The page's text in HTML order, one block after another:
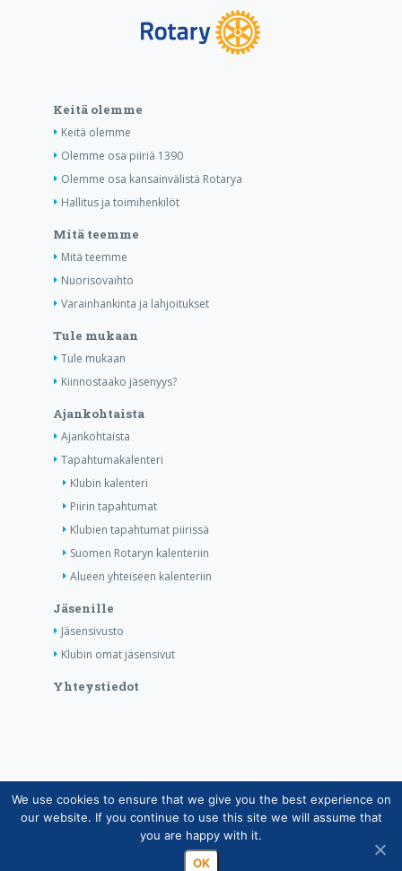
Keitä olemme
Keitä olemme
Olemme osa piiriä 1390
Olemme osa kansainvälistä Rotarya
Hallitus ja toimihenkilöt
Mitä teemme
Mitä teemme
Nuorisovaihto
Varainhankinta ja lahjoitukset
Tule mukaan
Tule mukaan
Kiinnostaako jäsenyys?
Ajankohtaista
Ajankohtaista
Tapahtumakalenteri
Klubin kalenteri
Piirin tapahtumat
Klubien tapahtumat piirissä
Suomen Rotaryn kalenteriin
Alueen yhteiseen kalenteriin
Jäsenille
Jäsensivusto
Klubin omat jäsensivut
Yhteystiedot
Copyright © Suomen Rotarypalvelu ry 2026 |
Jäsentietojärjestelmän tietosuojaseloste|Henkilötietojen
käsittely Rotarytoiminnassa
We use cookies to ensure that we give you the best experience on
our website. If you continue to use this site we will assume that
you are happy with it.
OK